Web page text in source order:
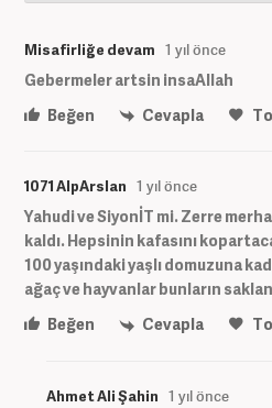
Misafirliğe devam 1 yıl önce
Gebermeler artsin insaAllah
Beğen
Cevapla
1071 AlpArslan 1 yıl önce
Yahudi ve SiyonİT mi. Zerre
kaldı. Hepsinin kafasını
100 yaşındaki yaşlı domuzuna
ağaç ve hayvanlar bunların
Beğen
Cevapla
Ahmet Ali Şahin 1 yıl önce